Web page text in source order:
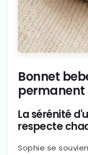
Bonnet
permanent
La sérénité
respecte
Sophie se